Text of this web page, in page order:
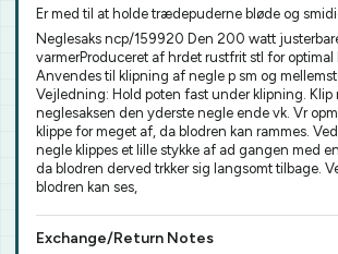
Er med til at holde trædepuderne bløde og
Neglesaks ncp/159920 Den 200 watt
varmerProduceret af hrdet rustfrit stl for optimal
Anvendes til klipning af negle p sm og
Vejledning: Hold poten fast under klipning. Klip
neglesaksen den yderste negle ende vk. Vr
klippe for meget af, da blodren kan rammes.
negle klippes et lille stykke af ad gangen med
da blodren derved trkker sig langsomt tilbage.
blodren kan ses,
Exchange/Return Notes